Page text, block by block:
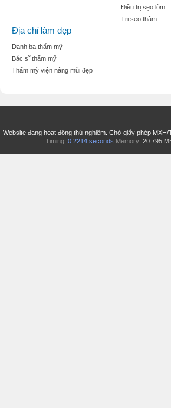
Điều trị sẹo lõm
Trị sẹo thâm
Địa chỉ làm đẹp
Danh bạ thẩm mỹ
Bác sĩ thẩm mỹ
Thẩm mỹ viện nâng mũi đẹp
Website đang hoạt động thử nghiệm. Chờ giấy phép MXH/
Timing: 0.2214 seconds Memory: 20.795